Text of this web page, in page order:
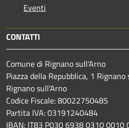
Eventi
CONTATTI
Comune di Rignano sull'Arno
Piazza della Repubblica, 1
Rignano sull'Arno
Codice Fiscale: 80022750485
Partita IVA: 03191240484
IBAN: IT83 P030 6938 0310 0010